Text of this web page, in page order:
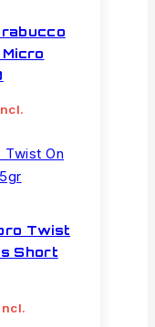
Micro
Twist
Short